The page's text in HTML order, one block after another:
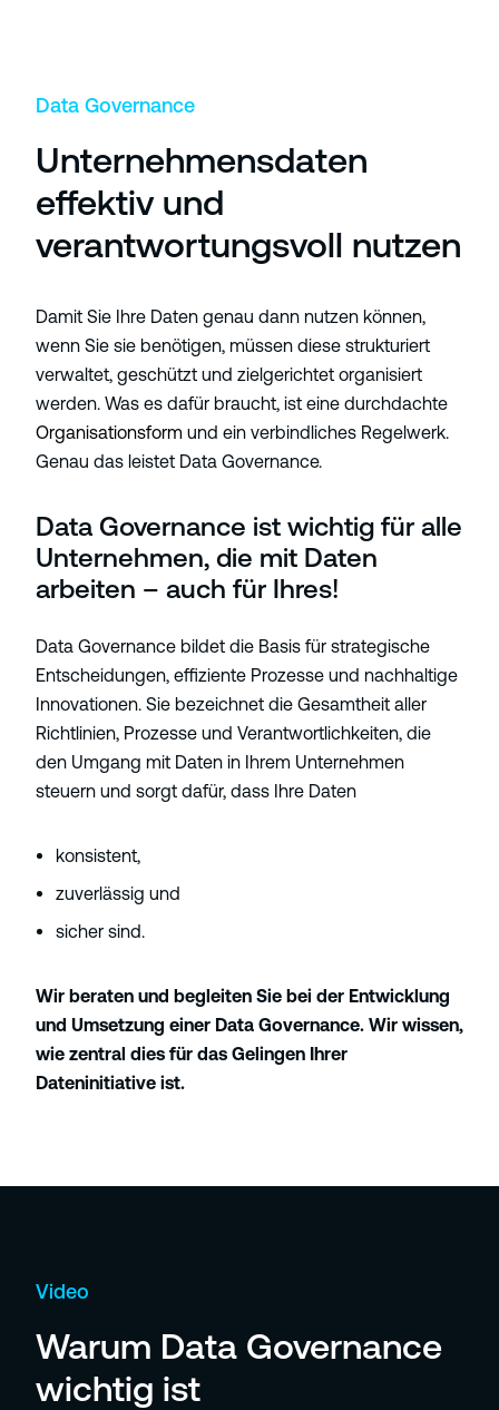
Data Governance
Unternehmensdaten
effektiv und
verantwortungsvoll nutzen
Damit Sie Ihre Daten genau dann nutzen können,
wenn Sie sie benötigen, müssen diese strukturiert
verwaltet, geschützt und zielgerichtet organisiert
werden. Was es dafür braucht, ist eine durchdachte
Organisationsform und ein verbindliches Regelwerk.
Genau das leistet Data Governance.
Data Governance ist wichtig für alle
Unternehmen, die mit Daten
arbeiten – auch für Ihres!
Data Governance bildet die Basis für strategische
Entscheidungen, effiziente Prozesse und nachhaltige
Innovationen. Sie bezeichnet die Gesamtheit aller
Richtlinien, Prozesse und Verantwortlichkeiten, die
den Umgang mit Daten in Ihrem Unternehmen
steuern und sorgt dafür, dass Ihre Daten
konsistent,
zuverlässig und
sicher sind.
Wir beraten und begleiten Sie bei der Entwicklung
und Umsetzung einer Data Governance. Wir wissen,
wie zentral dies für das Gelingen Ihrer
Dateninitiative ist.
Video
Warum Data Governance
wichtig ist